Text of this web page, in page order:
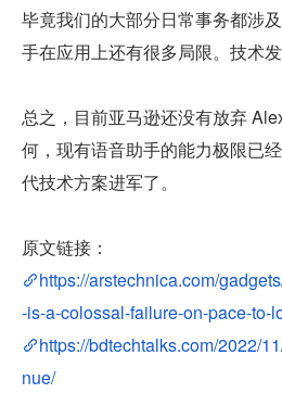
毕竟我们的大部分日常事务都涉
手在应用上还有很多局限。技术
总之，目前亚马逊还没有放弃
何，现有语音助手的能力极限已
代技术方案进军了。
原文链接：
https://arstechnica.com/
-is-a-colossal-failure-on-pace-to-
https://bdtechtalks.com/2022/
nue/